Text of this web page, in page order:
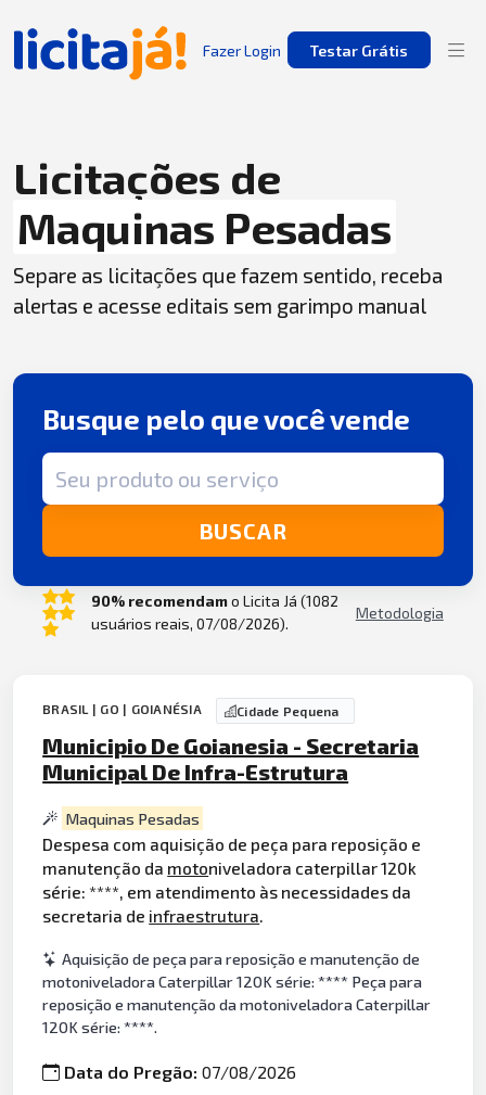
Fazer Login Testar Grátis
Licitações de
Maquinas Pesadas
Separe as licitações que fazem sentido, receba
alertas e acesse editais sem garimpo manual
Busque pelo que você vende
Termo de busca
BUSCAR
90% recomendamo Licita Já (1082
usuários reais, 07/08/2026).
Metodologia
BRASIL | GO | GOIANÉSIA Cidade Pequena
Municipio De Goianesia - Secretaria
Municipal De Infra-Estrutura
Maquinas Pesadas
Despesa com aquisição de peça para reposição e
manutenção da motoniveladora caterpillar 120k
série: ****, em atendimento às necessidades da
secretaria de infraestrutura.
Aquisição de peça para reposição e manutenção de
motoniveladora Caterpillar 120K série: **** Peça para
reposição e manutenção da motoniveladora Caterpillar
120K série: ****.
Data do Pregão:07/08/2026